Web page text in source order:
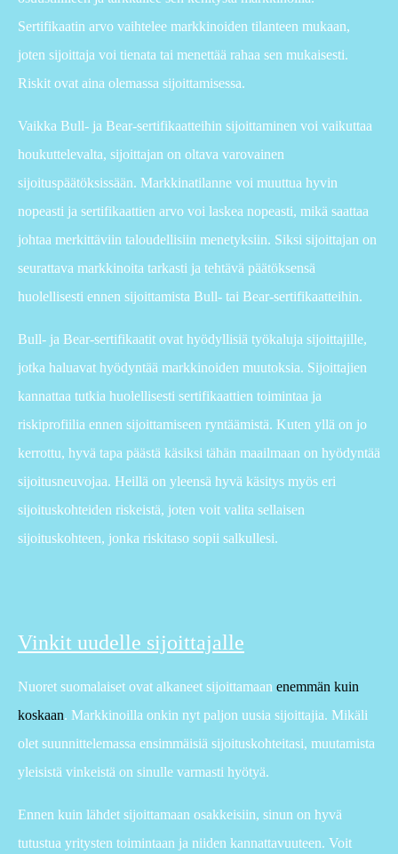
Sertifikaatin arvo vaihtelee markkinoiden tilanteen mukaan,
joten sijoittaja voi tienata tai menettää rahaa sen mukaisesti.
Riskit ovat aina olemassa sijoittamisessa.
Vaikka Bull- ja Bear-sertifikaatteihin sijoittaminen voi vaikuttaa
houkuttelevalta, sijoittajan on oltava varovainen
sijoituspäätöksissään. Markkinatilanne voi muuttua hyvin
nopeasti ja sertifikaattien arvo voi laskea nopeasti, mikä saattaa
johtaa merkittäviin taloudellisiin menetyksiin. Siksi sijoittajan on
seurattava markkinoita tarkasti ja tehtävä päätöksensä
huolellisesti ennen sijoittamista Bull- tai Bear-sertifikaatteihin.
Bull- ja Bear-sertifikaatit ovat hyödyllisiä työkaluja sijoittajille,
jotka haluavat hyödyntää markkinoiden muutoksia. Sijoittajien
kannattaa tutkia huolellisesti sertifikaattien toimintaa ja
riskiprofiilia ennen sijoittamiseen ryntäämistä. Kuten yllä on jo
kerrottu, hyvä tapa päästä käsiksi tähän maailmaan on hyödyntää
sijoitusneuvojaa. Heillä on yleensä hyvä käsitys myös eri
sijoituskohteiden riskeistä, joten voit valita sellaisen
sijoituskohteen, jonka riskitaso sopii salkullesi.
Vinkit uudelle sijoittajalle
Nuoret suomalaiset ovat alkaneet sijoittamaan enemmän kuin
koskaan. Markkinoilla onkin nyt paljon uusia sijoittajia. Mikäli
olet suunnittelemassa ensimmäisiä sijoituskohteitasi, muutamista
yleisistä vinkeistä on sinulle varmasti hyötyä.
Ennen kuin lähdet sijoittamaan osakkeisiin, sinun on hyvä
tutustua yritysten toimintaan ja niiden kannattavuuteen. Voit